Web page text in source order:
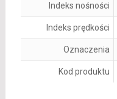
Indeks nośności
Indeks prędkości
Oznaczenia
Kod produktu